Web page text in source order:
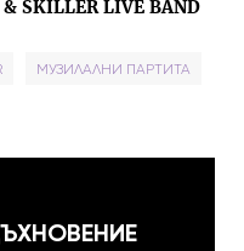
SKILLER LIVE BAND
МУЗИЛАЛНИ ПАРТИТА